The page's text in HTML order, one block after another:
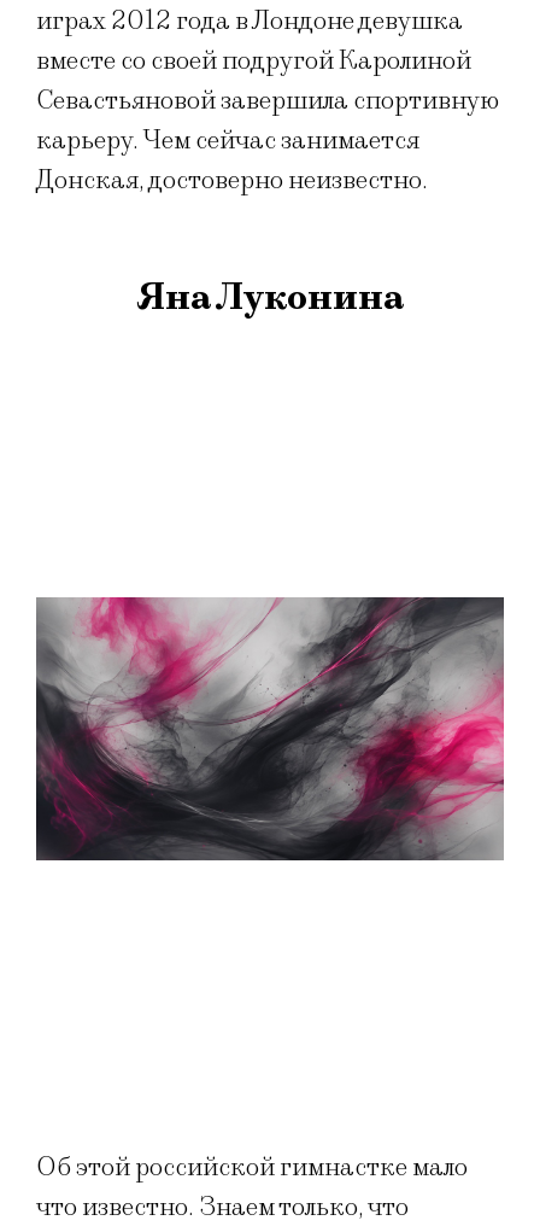
играх 2012 года в Лондоне девушка
вместе со своей подругой Каролиной
Севастьяновой завершила спортивную
карьеру. Чем сейчас занимается
Донская, достоверно неизвестно.
Яна Луконина
Об этой российской гимнастке мало
что известно. Знаем только, что